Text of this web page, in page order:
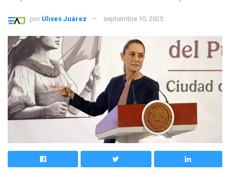
por Ulises Juárez septiembre 10, 2025